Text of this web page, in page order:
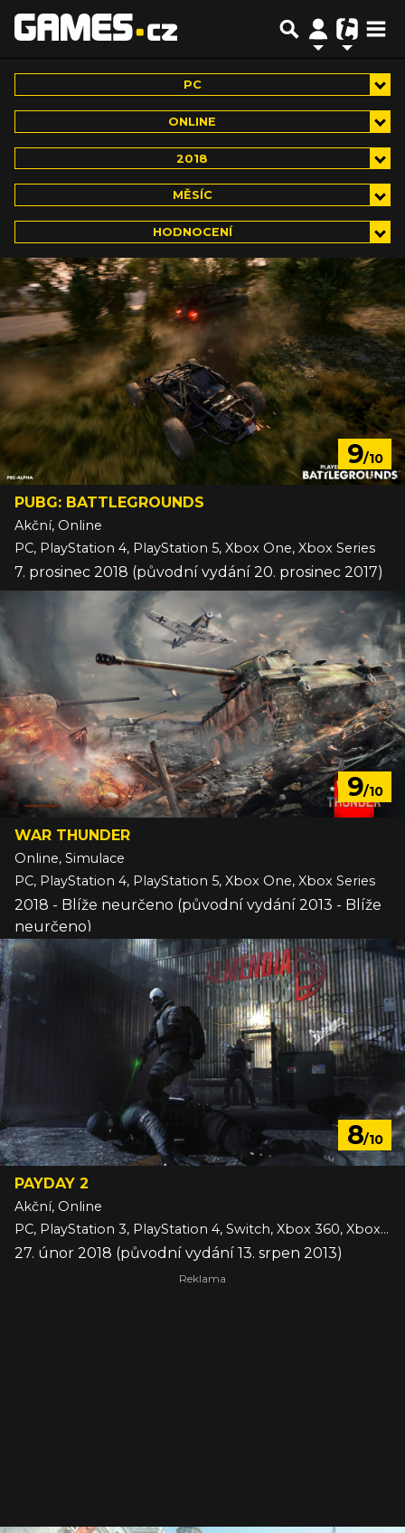
PC
ONLINE
2018
MĚSÍC
HODNOCENÍ
9/10
PUBG: BATTLEGROUNDS
Akční, Online
PC, PlayStation 4, PlayStation 5, Xbox One, Xbox Series
7. prosinec 2018 (původní vydání 20. prosinec 2017)
9/10
WAR THUNDER
Online, Simulace
PC, PlayStation 4, PlayStation 5, Xbox One, Xbox Series
2018 - Blíže neurčeno (původní vydání 2013 - Blíže
neurčeno)
8/10
PAYDAY 2
Akční, Online
PC, PlayStation 3, PlayStation 4, Switch, Xbox 360, Xbox One
27. únor 2018 (původní vydání 13. srpen 2013)